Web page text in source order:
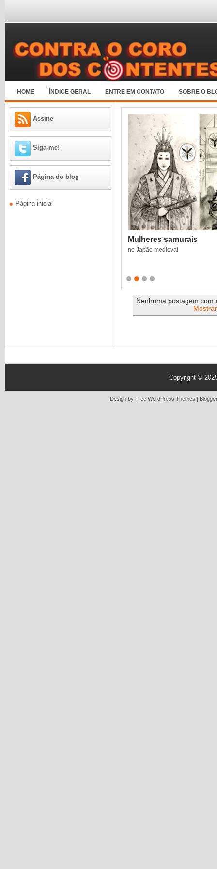
HOME ÍNDICE GERAL ENTRE EM CONTATO SOBRE O
Assine
Siga-me!
Página do blog
Página inicial
Mulheres samurais
no Japão medieval
Nenhuma postagem
Copyright ©
Design by Free WordPress Themes |